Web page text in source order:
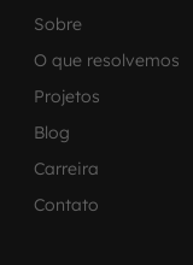
Sobre
O que resolvemos
Projetos
Blog
Carreira
Contato